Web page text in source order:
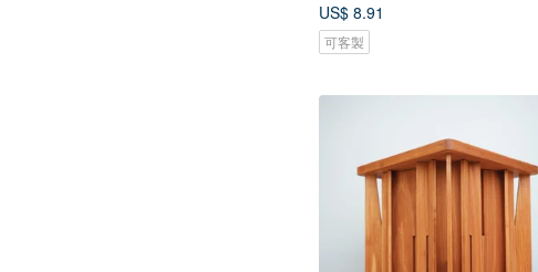
US$ 8.91
可客製